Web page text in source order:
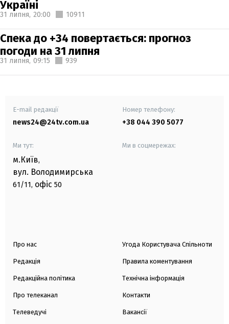
Україні
31 липня, 20:00 10911
Спека до +34 повертається: прогноз
погоди на 31 липня
31 липня, 09:15 939
E-mail редакції
news24@24tv.com.ua
Номер телефону:
+38 044 390 5077
Ми тут:
м.Київ,
вул. Володимирська
61/11, офіс 50
Ми в соцмережах:
Про нас
Редакція
Редакційна політика
Про телеканал
Телеведучі
Угода Користувача Спільноти
Правила коментування
Технічна інформація
Контакти
Вакансії